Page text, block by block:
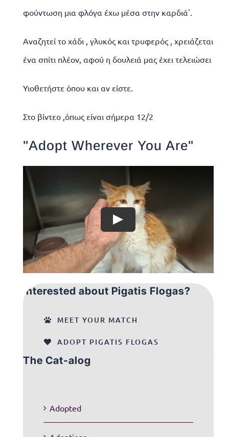
φούντωση μια φλόγα έχω μέσα στην καρδιά'.
Αναζητεί το χάδι , γλυκός και τρυφερός , χρειάζεται
ένα σπίτι πλέον, αφού η δουλειά μας έχει τελειώσει
Υιοθετήστε όπου και αν είστε.
Στο βίντεο ,όπως είναι σήμερα 12/2
"Adopt Wherever You Are"
Interested about Pigatis Flogas?
MEET YOUR MATCH
ADOPT PIGATIS FLOGAS
The Cat-alog
Adopted